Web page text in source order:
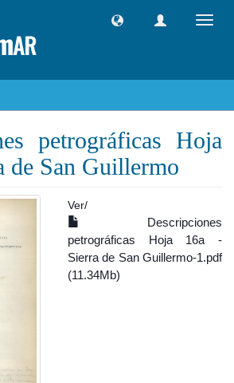
petrográficas Hoja
de San Guillermo
Ver/
Descripciones
petrográficas Hoja 16a -
Sierra de San Guillermo-1.pdf
(11.34Mb)